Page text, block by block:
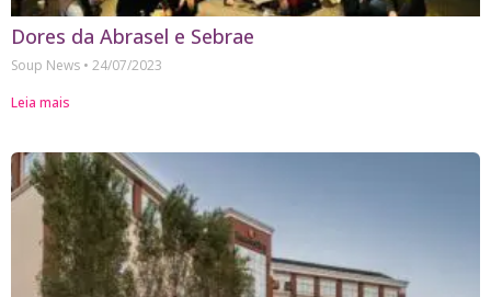
Dores da Abrasel e Sebrae
Soup News
24/07/2023
Leia mais